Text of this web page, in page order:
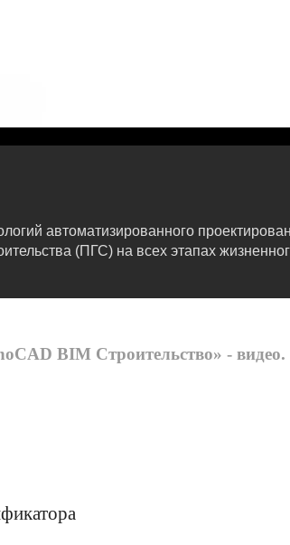
автоматизированного
(ПГС) на всех этапах
BIM Строительство» - видео.